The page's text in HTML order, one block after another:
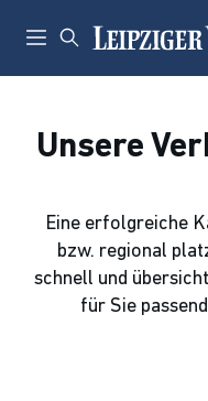
Unsere
Eine erfolgreiche
bzw. regional
schnell und
für Sie